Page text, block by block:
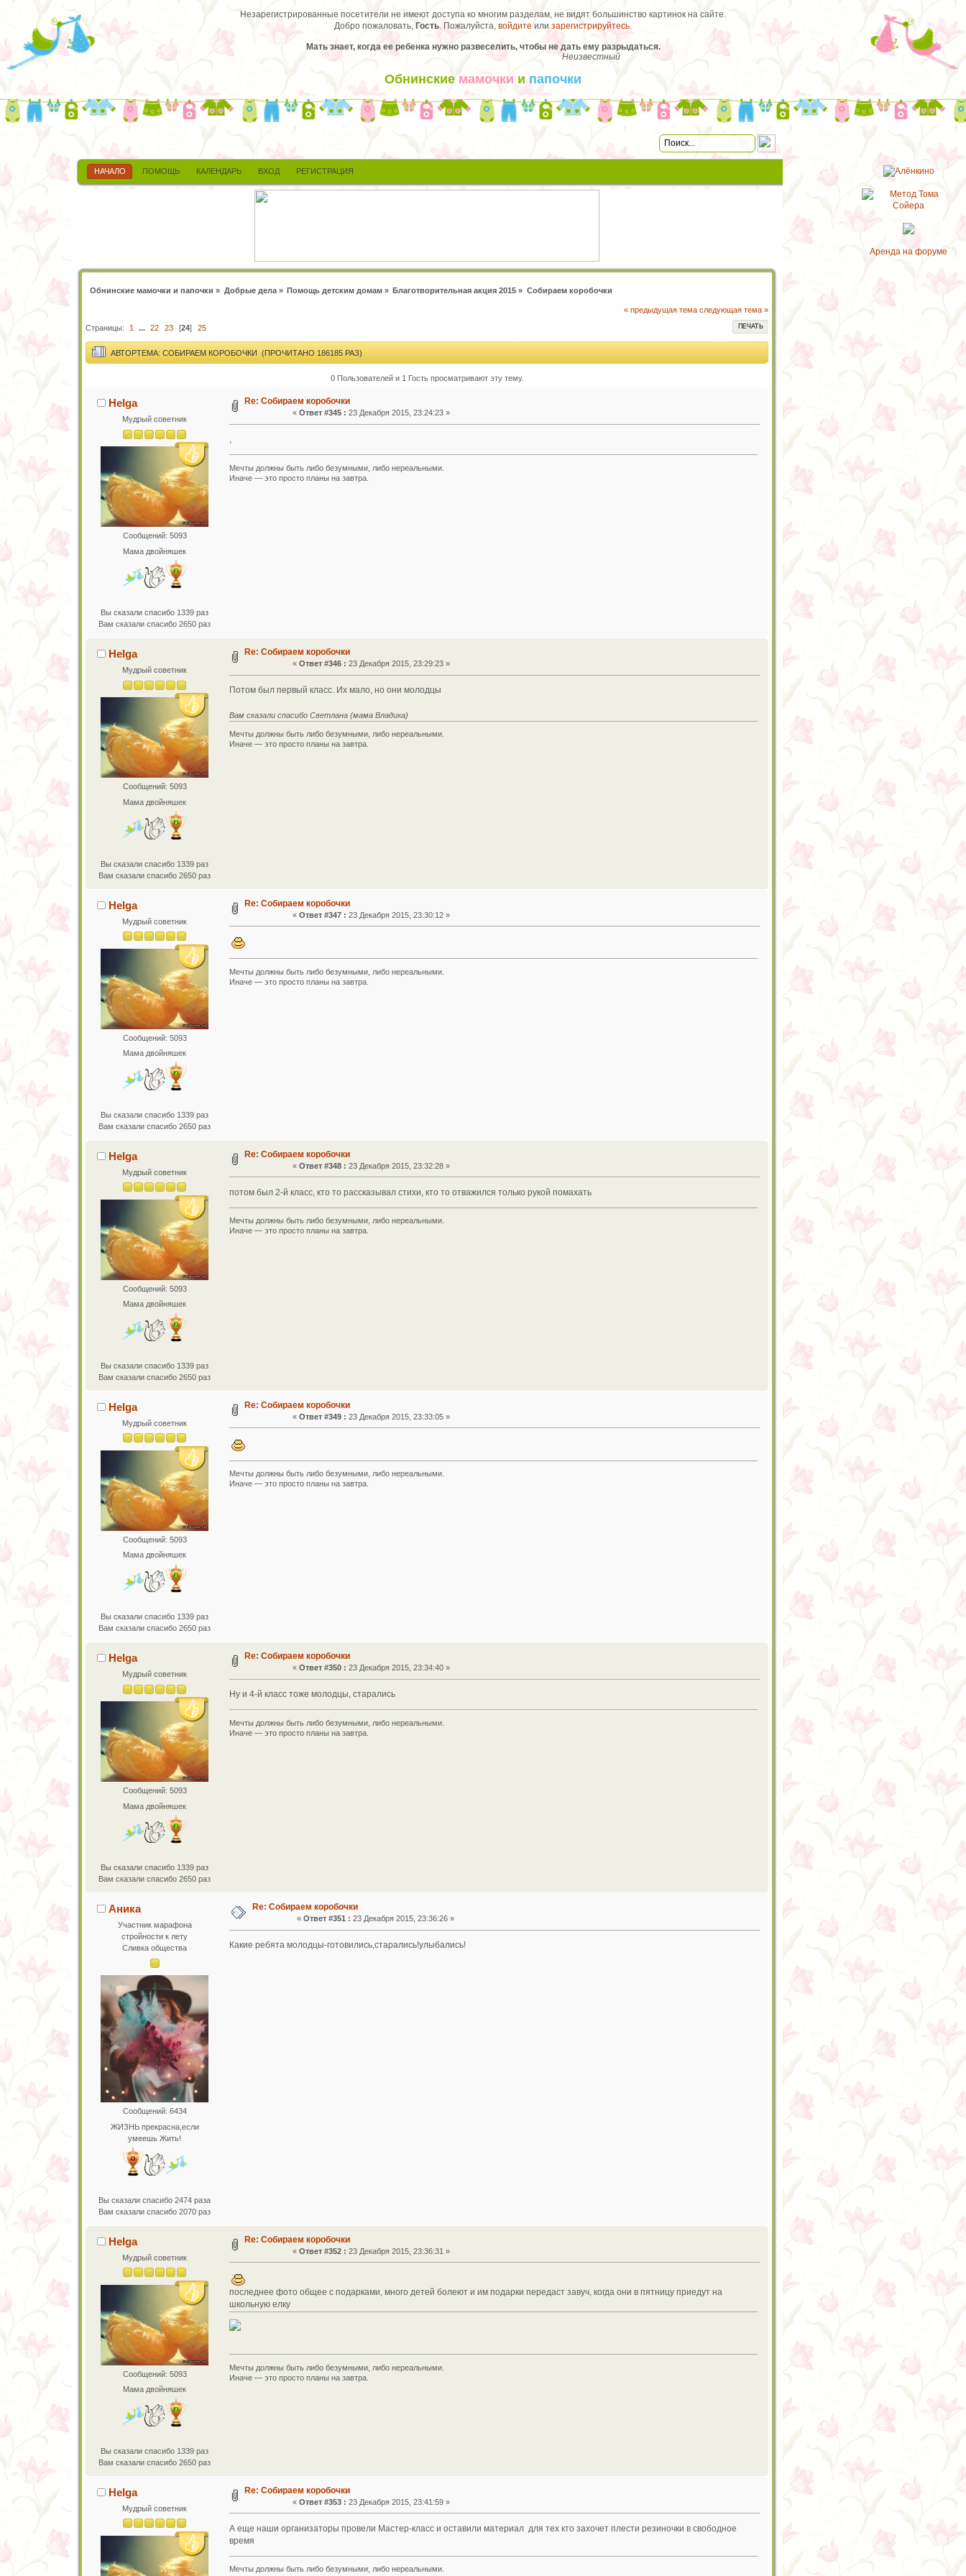
Незарегистрированные посетители не имеют доступа ко многим разделам, не видят большинство картинок на сайте.
Добро пожаловать, Гость. Пожалуйста, войдите илизарегистрируйтесь.
Мать знает, когда ее ребенка нужно развеселить, чтобы не дать ему разрыдаться.
Неизвестный
Обнинские мамочки ипапочки
НАЧАЛО ПОМОЩЬ КАЛЕНДАРЬ ВХОД РЕГИСТРАЦИЯ
Обнинские мамочки и папочки » Добрые дела» Помощь детским домам» Благотворительная акция 2015 » Собираем коробочки
« предыдущая тема следующая тема »
ПЕЧАТЬ
Страницы: 1 ... 22 23 [24] 25
АВТОРТЕМА: СОБИРАЕМ КОРОБОЧКИ (ПРОЧИТАНО 186185 РАЗ)
0 Пользователей и 1 Гость просматривают эту тему.
Helga
Мудрый советник
Сообщений: 5093
Мама двойняшек
Вы сказали спасибо 1339 раз
Вам сказали спасибо 2650 раз
Re: Собираем коробочки
«Ответ #345 : 23 Декабря 2015, 23:24:23 »
,
Мечты должны быть либо безумными, либо нереальными.
Иначе — это просто планы на завтра.
Helga
Мудрый советник
Сообщений: 5093
Мама двойняшек
Вы сказали спасибо 1339 раз
Вам сказали спасибо 2650 раз
Re: Собираем коробочки
«Ответ #346 : 23 Декабря 2015, 23:29:23 »
Потом был первый класс. Их мало, но они молодцы
Вам сказали спасибо Светлана (мама Владика)
Мечты должны быть либо безумными, либо нереальными.
Иначе — это просто планы на завтра.
Helga
Мудрый советник
Сообщений: 5093
Мама двойняшек
Вы сказали спасибо 1339 раз
Вам сказали спасибо 2650 раз
Re: Собираем коробочки
«Ответ #347 : 23 Декабря 2015, 23:30:12 »
Мечты должны быть либо безумными, либо нереальными.
Иначе — это просто планы на завтра.
Helga
Мудрый советник
Сообщений: 5093
Мама двойняшек
Вы сказали спасибо 1339 раз
Вам сказали спасибо 2650 раз
Re: Собираем коробочки
«Ответ #348 : 23 Декабря 2015, 23:32:28 »
потом был 2-й класс, кто то рассказывал стихи, кто то отважился только рукой помахать
Мечты должны быть либо безумными, либо нереальными.
Иначе — это просто планы на завтра.
Helga
Мудрый советник
Сообщений: 5093
Мама двойняшек
Вы сказали спасибо 1339 раз
Вам сказали спасибо 2650 раз
Re: Собираем коробочки
«Ответ #349 : 23 Декабря 2015, 23:33:05 »
Мечты должны быть либо безумными, либо нереальными.
Иначе — это просто планы на завтра.
Helga
Мудрый советник
Сообщений: 5093
Мама двойняшек
Вы сказали спасибо 1339 раз
Вам сказали спасибо 2650 раз
Re: Собираем коробочки
«Ответ #350 : 23 Декабря 2015, 23:34:40 »
Ну и 4-й класс тоже молодцы, старались
Мечты должны быть либо безумными, либо нереальными.
Иначе — это просто планы на завтра.
Аника
Участник марафона
стройности к лету
Сливка общества
Сообщений: 6434
ЖИЗНЬ прекрасна,если
умеешь Жить!
Вы сказали спасибо 2474 раза
Вам сказали спасибо 2070 раз
Re: Собираем коробочки
« Ответ #351 : 23 Декабря 2015, 23:36:26 »
Какие ребята молодцы-готовились,старались!улыбались!
Helga
Мудрый советник
Сообщений: 5093
Мама двойняшек
Вы сказали спасибо 1339 раз
Вам сказали спасибо 2650 раз
Re: Собираем коробочки
«Ответ #352 : 23 Декабря 2015, 23:36:31 »
последнее фото общее с подарками, много детей болеют и им подарки передаст завуч, когда они в пятницу приедут на
школьную елку
Мечты должны быть либо безумными, либо нереальными.
Иначе — это просто планы на завтра.
Helga
Мудрый советник
Re: Собираем коробочки
«Ответ #353 : 23 Декабря 2015, 23:41:59 »
А еще наши организаторы провели Мастер-класс и оставили материал для тех кто захочет плести резиночки в свободное
время
Мечты должны быть либо безумными, либо нереальными.
Аренда на форуме